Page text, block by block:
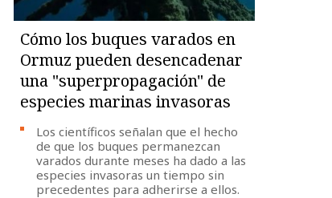
Cómo los buques varados en
Ormuz pueden desencadenar
una "superpropagación" de
especies marinas invasoras
Los científicos señalan que el hecho
de que los buques permanezcan
varados durante meses ha dado a las
especies invasoras un tiempo sin
precedentes para adherirse a ellos.